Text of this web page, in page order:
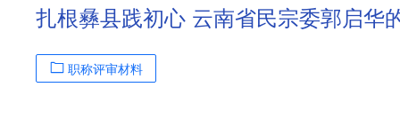
扎根彝县践初心 云南省民宗委郭启华
职称评审材料